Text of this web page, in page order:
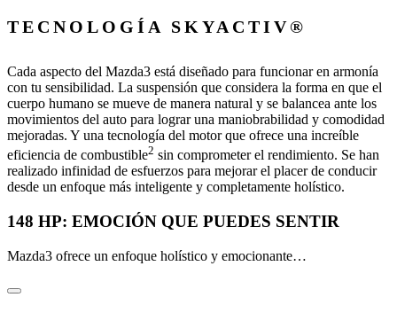
TECNOLOGÍA SKYACTIV®
Cada aspecto del Mazda3 está diseñado para funcionar en armonía
con tu sensibilidad. La suspensión que considera la forma en que el
cuerpo humano se mueve de manera natural y se balancea ante los
movimientos del auto para lograr una maniobrabilidad y comodidad
mejoradas. Y una tecnología del motor que ofrece una increíble
eficiencia de combustible2 sin comprometer el rendimiento. Se han
realizado infinidad de esfuerzos para mejorar el placer de conducir
desde un enfoque más inteligente y completamente holístico.
148 HP: EMOCIÓN QUE PUEDES SENTIR
Mazda3 ofrece un enfoque holístico y emocionante…